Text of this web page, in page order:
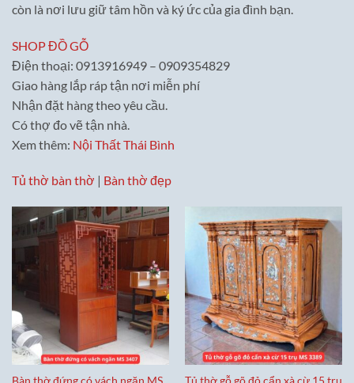
còn là nơi lưu giữ tâm hồn và ký ức của gia đình bạn.
SHOP ĐỒ GỖ
Điện thoại: 0913916949 – 0909354829
Giao hàng lắp ráp tận nơi miễn phí
Nhận đặt hàng theo yêu cầu.
Có thợ đo vẽ tận nhà.
Xem thêm: Nội Thất Thái Bình
Tủ thờ bàn thờ | Bàn thờ đẹp